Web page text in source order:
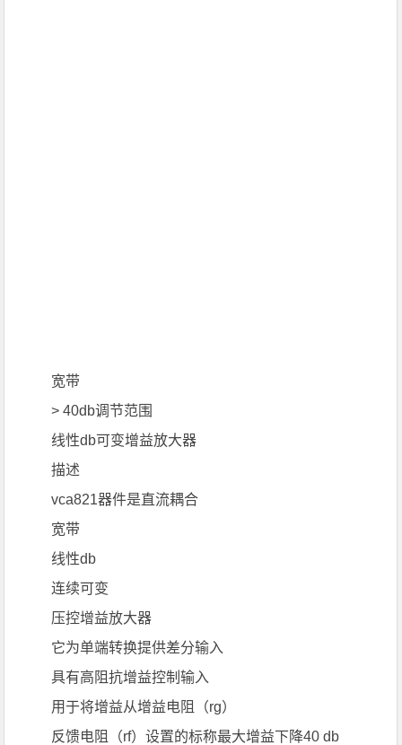
宽带
> 40db调节范围
线性db可变增益放大器
描述
vca821器件是直流耦合
宽带
线性db
连续可变
压控增益放大器
它为单端转换提供差分输入
具有高阻抗增益控制输入
用于将增益从增益电阻（rg）
反馈电阻（rf）设置的标称最大增益下降40 db